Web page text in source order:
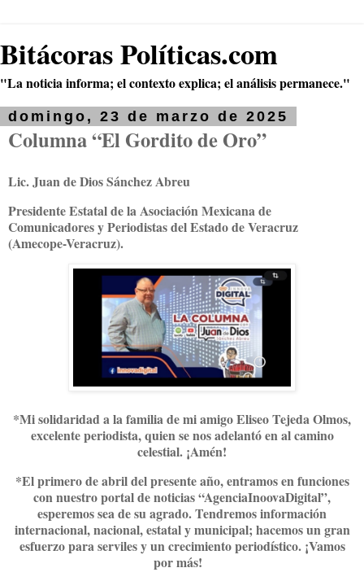
Bitácoras Políticas.com
"La noticia informa; el contexto explica; el análisis permanece."
domingo, 23 de marzo de 2025
Columna “El Gordito de Oro”
Lic. Juan de Dios Sánchez Abreu
Presidente Estatal de la Asociación Mexicana de
Comunicadores y Periodistas del Estado de Veracruz
(Amecope-Veracruz).
*Mi solidaridad a la familia de mi amigo Eliseo Tejeda Olmos,
excelente periodista, quien se nos adelantó en al camino
celestial. ¡Amén!
*El primero de abril del presente año, entramos en funciones
con nuestro portal de noticias “AgenciaInoovaDigital”,
esperemos sea de su agrado. Tendremos información
internacional, nacional, estatal y municipal; hacemos un gran
esfuerzo para serviles y un crecimiento periodístico. ¡Vamos
por más!